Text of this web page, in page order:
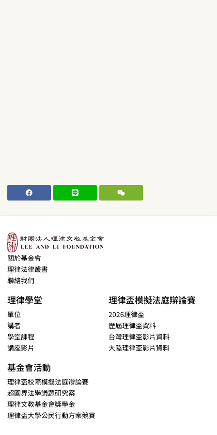
關於基金會
理律法律叢書
聯絡我們
理律學堂
單位
講者
學堂課程
講座影片
理律盃模擬法庭辯論賽
2026理律盃
歷屆理律盃資料
台灣理律盃影片資料
大陸理律盃影片資料
基金會活動
理律盃校際模擬法庭辯論賽
超國界法學議題研究案
理律文教基金會獎學金
理律盃大學公民行動方案競賽